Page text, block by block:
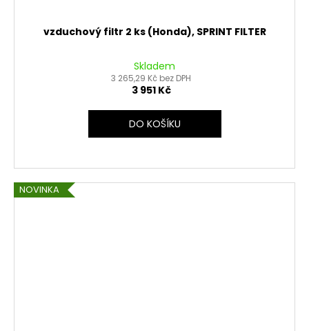
vzduchový filtr 2 ks (Honda), SPRINT FILTER
Skladem
3 265,29 Kč bez DPH
3 951 Kč
DO KOŠÍKU
NOVINKA